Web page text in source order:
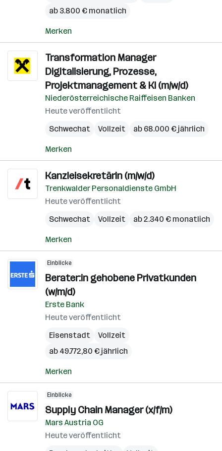
ab 3.800 € monatlich
Merken
Transformation Manager
Digitalisierung, Prozesse,
Projektmanagement & KI (m/w/d)
Niederösterreichische Raiffeisen Banken
Heute veröffentlicht
Schwechat
Vollzeit ab 68.000 € jährlich
Merken
Kanzleisekretärin (m/w/d)
Trenkwalder Personaldienste GmbH
Heute veröffentlicht
Schwechat
Vollzeit ab 2.340 € monatlich
Merken
Einblicke
Berater:in gehobene Privatkunden
(w/m/d)
Erste Bank
Heute veröffentlicht
Eisenstadt
Vollzeit
ab 49.772,80 € jährlich
Merken
Einblicke
Supply Chain Manager (x/f/m)
Mars Austria OG
Heute veröffentlicht